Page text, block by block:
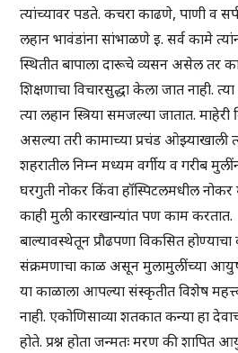
त्यांच्यावर पडते. कचरा काढणे, पाणी व
लहान भावंडांना सांभाळणे इ. सर्व कामे
स्थितीत बापाला दारूचे व्यसन असेल तर
शिक्षणाचा विचारसुद्धा केला जात नाही.
त्या लहान स्त्रिया समजल्या जातात.
असल्या तरी कामाच्या प्रचंड ओझ्याखाली
शहरातील निम्न मध्यम वर्गीय व गरीब
घरगुती नोकर किंवा हॉस्पिटलमधील
काही मुली कारखान्यांत पण काम करतात.
बाल्यावस्थेतून प्रौढपणा विकसित
संक्रमणाचा काळ असून मुलामुलींच्या
या काळाला आपल्या संस्कृतीत विशेष
नाही. एकोणिसाव्या शतकात कन्या हा
होते. प्रश्न होता जन्मतः मरण की शापित